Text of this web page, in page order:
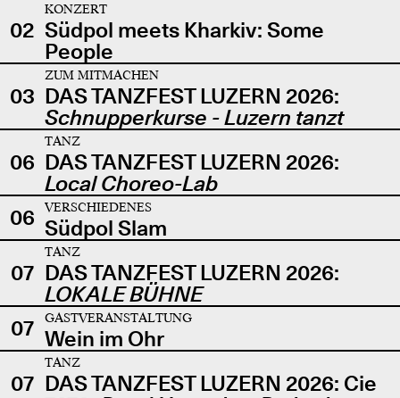
02
KONZERT
Südpol meets Kharkiv: Some
People
03
ZUM MITMACHEN
DAS TANZFEST LUZERN 2026:
Schnupperkurse - Luzern tanzt
06
TANZ
DAS TANZFEST LUZERN 2026:
Local Choreo-Lab
06
VERSCHIEDENES
Südpol Slam
07
TANZ
DAS TANZFEST LUZERN 2026:
LOKALE BÜHNE
07
GASTVERANSTALTUNG
Wein im Ohr
07
TANZ
DAS TANZFEST LUZERN 2026: Cie